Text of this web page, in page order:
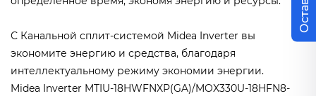
С Канальной сплит-системой Midea Inverter вы
экономите энергию и средства, благодаря
интеллектуальному режиму экономии энергии.
Midea Inverter MTIU-18HWFNXP(GA)/MOX330U-18HFN8-